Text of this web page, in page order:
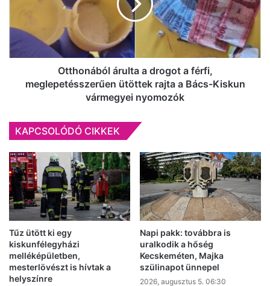
meglepetésszerűen
ütöttek
rajta
Bács-
nyomozók
Otthonából árulta a drogot a férfi,
meglepetésszerűen ütöttek rajta a Bács-Kiskun
vármegyei nyomozók
KAPCSOLÓDÓ CIKKEK
Tűz ütött ki egy
kiskunfélegyházi
melléképületben,
mesterlövészt is hívtak a
helyszínre
Napi pakk: továbbra is
uralkodik a hőség
Kecskeméten, Majka
szülinapot ünnepel
2026, augusztus 5. 06:30